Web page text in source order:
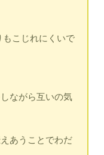
こじれにくいで
ながら互いの気
あうことでわだ